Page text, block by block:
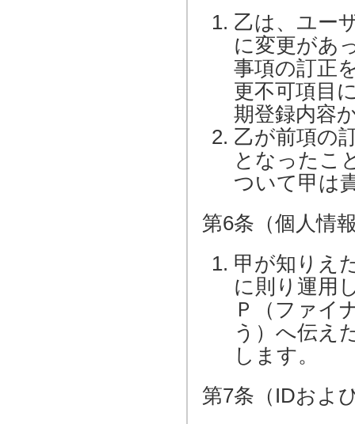
乙は、ユー
に変更があ
事項の訂正
更不可項目
期登録内容
乙が前項の
となったこ
ついて甲は
第6条（個人情
甲が知りえ
に則り運用
Ｐ（ファイ
う）へ伝え
します。
第7条（IDおよ